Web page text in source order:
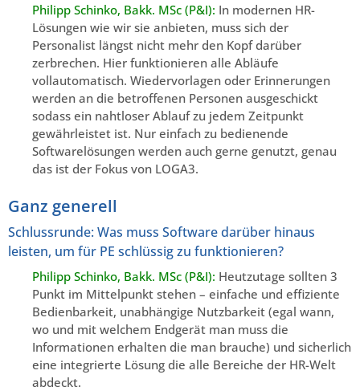
Philipp Schinko, Bakk. MSc (P&I): In modernen HR-
Lösungen wie wir sie anbieten, muss sich der
Personalist längst nicht mehr den Kopf darüber
zerbrechen. Hier funktionieren alle Abläufe
vollautomatisch. Wiedervorlagen oder Erinnerungen
werden an die betroffenen Personen ausgeschickt
sodass ein nahtloser Ablauf zu jedem Zeitpunkt
gewährleistet ist. Nur einfach zu bedienende
Softwarelösungen werden auch gerne genutzt, genau
das ist der Fokus von LOGA3.
Ganz generell
Schlussrunde: Was muss Software darüber hinaus
leisten, um für PE schlüssig zu funktionieren?
Philipp Schinko, Bakk. MSc (P&I): Heutzutage sollten 3
Punkt im Mittelpunkt stehen – einfache und effiziente
Bedienbarkeit, unabhängige Nutzbarkeit (egal wann,
wo und mit welchem Endgerät man muss die
Informationen erhalten die man brauche) und sicherlich
eine integrierte Lösung die alle Bereiche der HR-Welt
abdeckt.